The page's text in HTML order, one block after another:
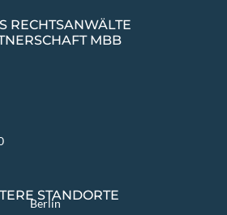
RECHTSANWÄLTE
MBB
STANDORTE
Berlin